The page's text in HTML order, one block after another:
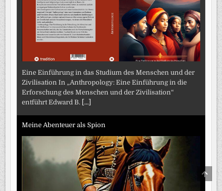
Eine Einführung in das Studium des Menschen und der
Zivilisation In „Anthropology: Eine Einführung in die
Erforschung des Menschen und der Zivilisation“
entführt Edward B.
[...]
Meine Abenteuer als Spion
TO
TOP